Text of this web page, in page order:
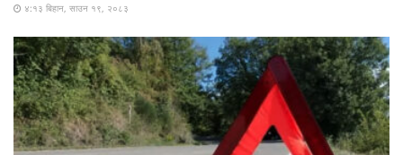
४:१३ बिहान, साउन १९, २०८३